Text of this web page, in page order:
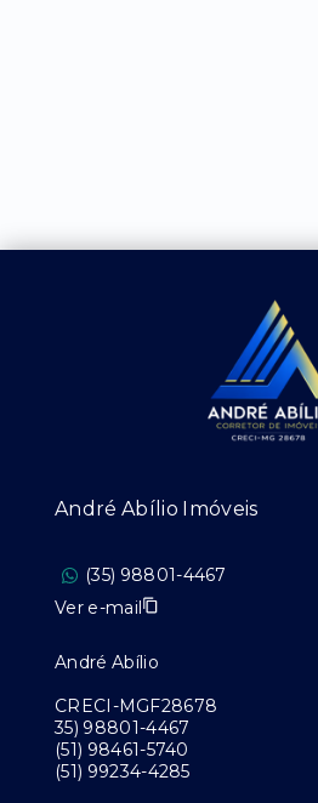
André Abílio Imóveis
(35) 98801-4467
Ver e-mail
André Abílio
CRECI-MGF28678
35) 98801-4467
(51) 98461-5740
(51) 99234-4285